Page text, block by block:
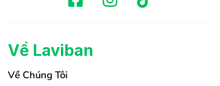
Về Laviban
Về Chúng Tôi